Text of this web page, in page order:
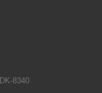
8340